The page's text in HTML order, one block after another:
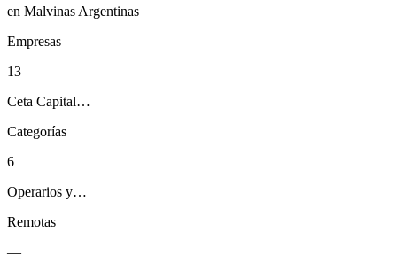
en Malvinas Argentinas
Empresas
13
Ceta Capital…
Categorías
6
Operarios y…
Remotas